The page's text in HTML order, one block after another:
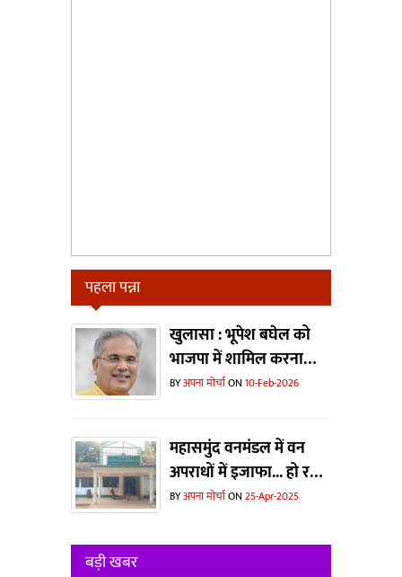
पहला पन्ना
खुलासा : भूपेश बघेल को
भाजपा में शामिल करना
चाहते थे मोदी और शाह?
BYअपना मोर्चाON10-Feb-2026
महासमुंद वनमंडल में वन
अपराधों में इजाफा... हो रहा
है जानवरों का
रहा है जंगल
BYअपना मोर्चाON25-Apr-2025
बड़ी खबर